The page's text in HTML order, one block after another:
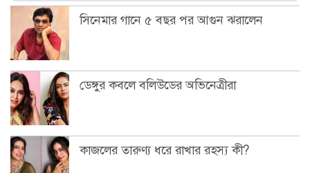
সিনেমার গানে ৫ বছর পর আগুন ঝরালেন
ডেঙ্গুর কবলে বলিউডের অভিনেত্রীরা
কাজলের তারুণ্য ধরে রাখার রহস্য কী?